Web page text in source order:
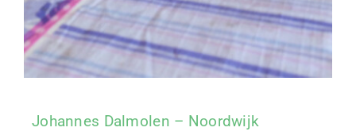
Johannes Dalmolen – Noordwijk